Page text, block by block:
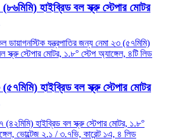
হাইব্রিড বল স্ক্রু স্টেপার মোটর
হাইব্রিড বল স্ক্রু স্টেপার মোটর